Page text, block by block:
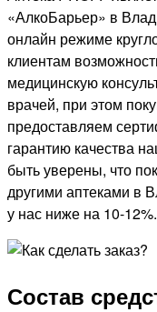
«АлкоБарьер» в
онлайн режиме
клиентам
медицинскую
врачей, при этом
предоставляем
гарантию качества
быть уверены, что
другими аптеками в
у нас ниже на 10-12%.
Состав